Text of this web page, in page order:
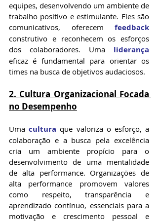
equipes, desenvolvendo um ambiente de
trabalho positivo e estimulante. Eles são
comunicativos, oferecem feedback
construtivo e reconhecem os esforços
dos colaboradores. Uma liderança
eficaz é fundamental para orientar os
times na busca de objetivos audaciosos.
2. Cultura Organizacional Focada
no Desempenho
Uma cultura que valoriza o esforço, a
colaboração e a busca pela excelência
cria um ambiente propício para o
desenvolvimento de uma mentalidade
de alta performance. Organizações de
alta performance promovem valores
como respeito, transparência e
aprendizado contínuo, essenciais para a
motivação e crescimento pessoal e